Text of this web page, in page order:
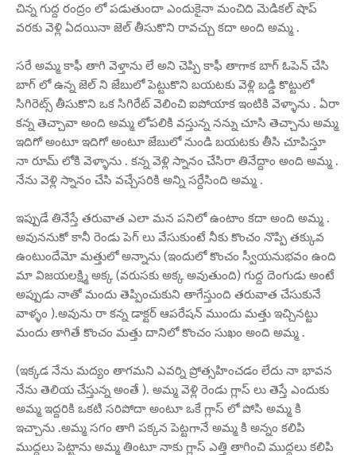
చిన్న గుద్ద రంద్రం లో పడుతుందా ఎందుకైనా మంచిది మెడికల్ షాప్
వరకు వెళ్లి ఏదయినా జెల్ తీసుకొని రావచ్చు కదా అంది అమ్మ .
సరే అమ్మ కాఫీ తాగి వెళ్తాను లే అని చెప్పి కాఫీ తాగాక బాగ్ ఓపెన్ చేసి
బాగ్ లో ఉన్న జెల్ ని జేబులో పెట్టుకొని బయటకు వెళ్లి బడ్డి కొట్టులో
సిగిరెట్స్ తీసుకొని ఒక సిగిరేట్ వెలించి ఐపోయాక ఇంటికి వెళ్ళాను . ఏరా
కన్న తెచ్చావా అంది అమ్మ లోపలికి వస్తున్న నన్ను చూసి తెచ్చాను అమ్మ
ఇదిగో అంటూ ఇదిగో అంటూ జేబులో నుండి బయటకు తీసి చూపిస్తూ
నా రూమ్ లోకి వెళ్ళాను . కన్న వెళ్లి స్నానం చేసిరా తినేద్దాం అంది అమ్మ .
నేను వెళ్లి స్నానం చేసి వచ్చేసరికి అన్ని సర్దేసింది అమ్మ .
ఇప్పుడే తినేస్తే తరువాత ఎలా మన పనిలో ఉంటాం కదా అంది అమ్మ .
అవుననుకో కానీ రెండు పెగ్ లు వేసుకుంటే నీకు కొంచం నొప్పి తక్కువ
ఉంటుందేమో మత్తులో అన్నాను (ఇందులో కొంచం స్వీయనుభవం ఉంది
మా విజయలక్ష్మి అక్క (వరుసకు అక్క అవుతుంది) గుద్ద దెంగుడు అంటే
అప్పుడు నాతో మందు తెప్పించుకుని తాగేస్తుంది తరువాత చేసుకునే
వాళ్ళం ).అవును రా కన్న డాక్టర్ ఆపరేషన్ ముందు మత్తు ఇచ్చినట్టు
మందు తాగితే కొంచం మత్తు దానిలో కొంచం సుఖం అంది అమ్మ .
(ఇక్కడ నేను మద్యం తాగమని ఎవర్ని ప్రోత్సహించడం లేదు నా భావన
నేను తెలియ చేస్తున్న అంతే ). అమ్మ వెళ్లి రెండు గ్లాస్ లు తెస్తే ఎందుకు
అమ్మ ఇద్దరికి ఒకటి సరిపోదా అంటూ ఒకే గ్లాస్ లో పోసి అమ్మ కి
ఇచ్చాను .అమ్మ సగం తాగి పక్కన పెట్టగానే అమ్మ కి అన్నం కలిపి
ముద్దలు పెట్టాను అమ్మ తింటూ నాకు గ్లాస్ ఎత్తి తాగించి ముద్దలు కలిపి